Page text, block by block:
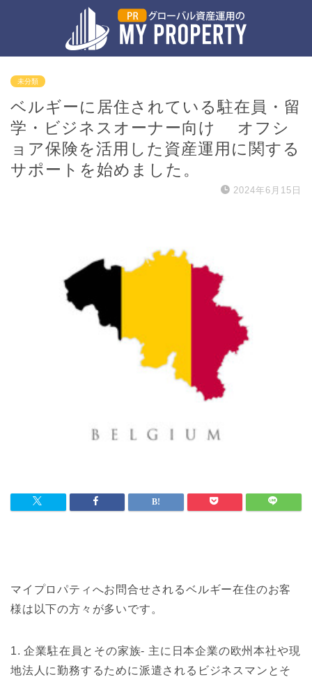
未分類
ベルギーに居住されている駐在員・留
学・ビジネスオーナー向け オフシ
ョア保険を活用した資産運用に関する
サポートを始めました。
2024年6月15日
マイプロパティへお問合せされるベルギー在住のお客
様は以下の方々が多いです。
1. 企業駐在員とその家族- 主に日本企業の欧州本社や現
地法人に勤務するために派遣されるビジネスマンとそ